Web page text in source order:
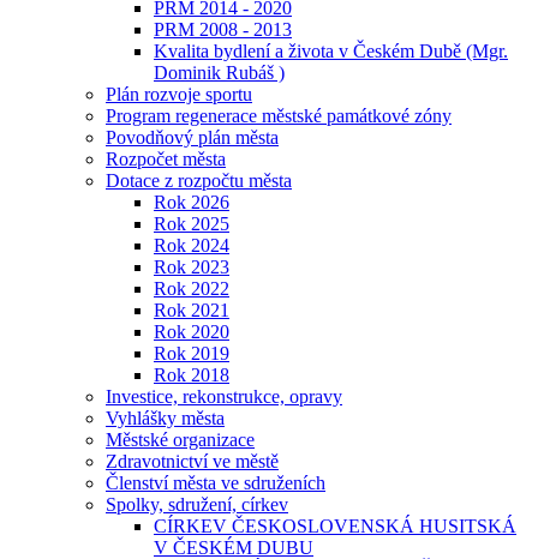
PRM 2014 - 2020
PRM 2008 - 2013
Kvalita bydlení a života v Českém Dubě (Mgr.
Dominik Rubáš )
Plán rozvoje sportu
Program regenerace městské památkové zóny
Povodňový plán města
Rozpočet města
Dotace z rozpočtu města
Rok 2026
Rok 2025
Rok 2024
Rok 2023
Rok 2022
Rok 2021
Rok 2020
Rok 2019
Rok 2018
Investice, rekonstrukce, opravy
Vyhlášky města
Městské organizace
Zdravotnictví ve městě
Členství města ve sdruženích
Spolky, sdružení, církev
CÍRKEV ČESKOSLOVENSKÁ HUSITSKÁ
V ČESKÉM DUBU